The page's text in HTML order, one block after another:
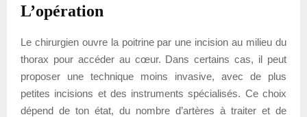
L’opération
Le chirurgien ouvre la poitrine par une incision au milieu du
thorax pour accéder au cœur. Dans certains cas, il peut
proposer une technique moins invasive, avec de plus
petites incisions et des instruments spécialisés. Ce choix
dépend de ton état, du nombre d’artères à traiter et de